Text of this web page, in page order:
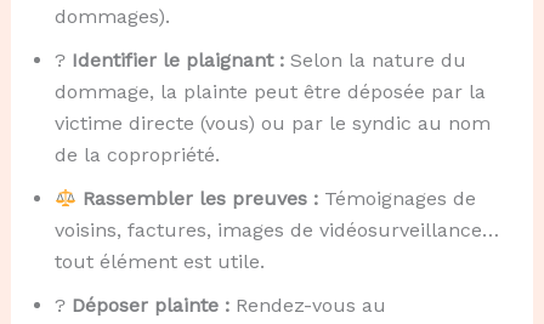
dommages).
? Identifier le plaignant :Selon la nature du
dommage, la plainte peut être déposée par la
victime directe (vous) ou par le syndic au nom
de la copropriété.
Rassembler les preuves :Témoignages de
voisins, factures, images de vidéosurveillance…
tout élément est utile.
? Déposer plainte :Rendez-vous au